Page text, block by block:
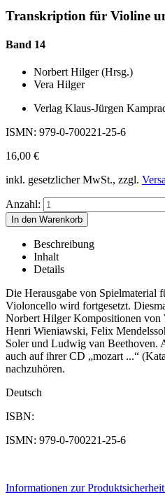
Transkription für Violine
Band 14
Norbert Hilger (Hrsg.)
Vera Hilger
Verlag Klaus-Jürgen
ISMN: 979-0-700221-25-6
16,00 €
inkl. gesetzlicher MwSt., zzgl.
Anzahl:
Beschreibung
Inhalt
Details
Die Herausgabe von Spielmaterial
Violoncello wird fortgesetzt.
Norbert Hilger Kompositionen von
Henri Wieniawski, Felix
Soler und Ludwig van Beethoven.
auch auf ihrer CD „mozart ...“
nachzuhören.
Deutsch
ISBN:
ISMN: 979-0-700221-25-6
Informationen zur